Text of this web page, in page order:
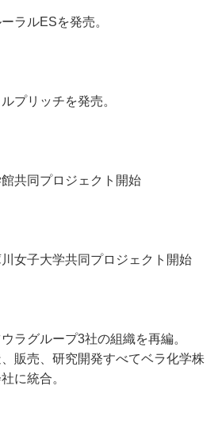
ラルESを発売。
プリッチを発売。
共同プロジェクト開始
女子大学共同プロジェクト開始
ラグループ3社の組織を再編。
販売、研究開発すべてベラ化学株
に統合。